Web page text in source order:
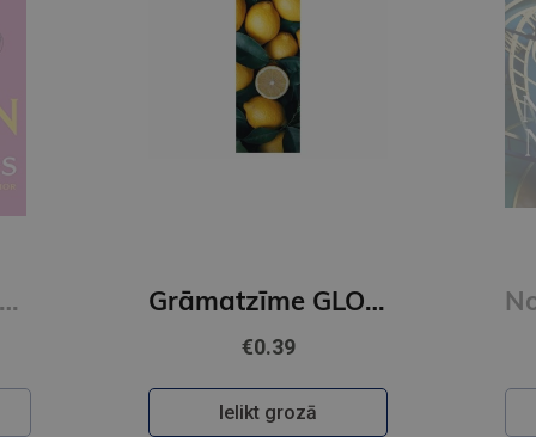
Grāmatzīme GLOBUSS - Citroni Noslēpumu noslēpums (e-grāmata)
€29.50
Pieslēdzies